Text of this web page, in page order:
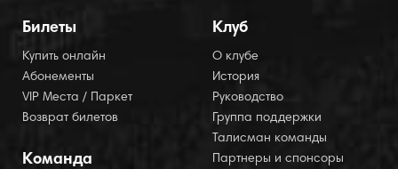
Билеты
Купить онлайн
Абонементы
VIP Места / Паркет
Возврат билетов
Команда
Клуб
О клубе
История
Руководство
Группа поддержки
Талисман команды
Партнеры и спонсоры